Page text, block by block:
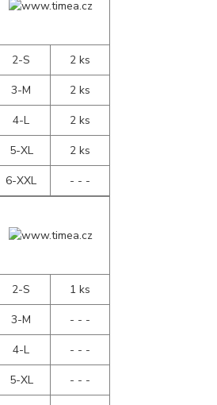
2-S
2 ks
3-M
2 ks
4-L
2 ks
5-XL
2 ks
6-XXL
- - -
2-S
1 ks
3-M
- - -
4-L
- - -
5-XL
- - -